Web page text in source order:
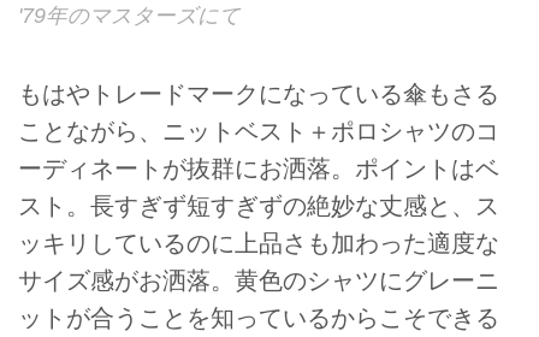
'79年のマスターズにて
もはやトレードマークになっている傘もさる
ことながら、ニットベスト＋ポロシャツのコ
ーディネートが抜群にお洒落。ポイントはベ
スト。長すぎず短すぎずの絶妙な丈感と、ス
ッキリしているのに上品さも加わった適度な
サイズ感がお洒落。黄色のシャツにグレーニ
ットが合うことを知っているからこそできる